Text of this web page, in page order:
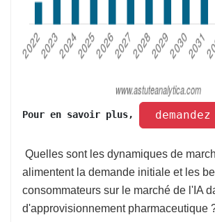
Pour en savoir plus,
Quelles sont les dynamiques de
alimentent la demande initiale et les
consommateurs sur le marché de l'IA
d'approvisionnement pharmaceutique